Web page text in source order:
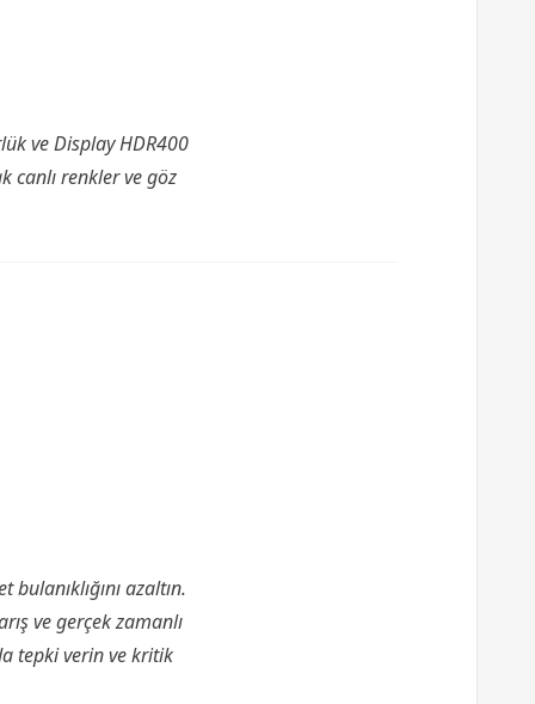
ve Display HDR400
canlı renkler ve göz
azaltın.
ve gerçek zamanlı
tepki verin ve kritik